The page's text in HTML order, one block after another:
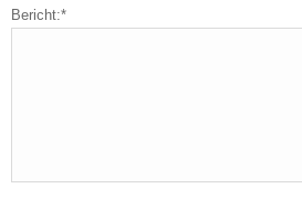
Bericht:*